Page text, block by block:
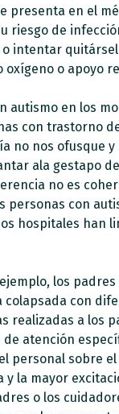
presenta en el
riesgo de
intentar
oxígeno o apoyo
autismo en los
con trastorno
no nos ofusque
ala gestapo
no es
personas con
hospitales han
los
colapsada con
realizadas a los
atención
personal sobre
la mayor
o los